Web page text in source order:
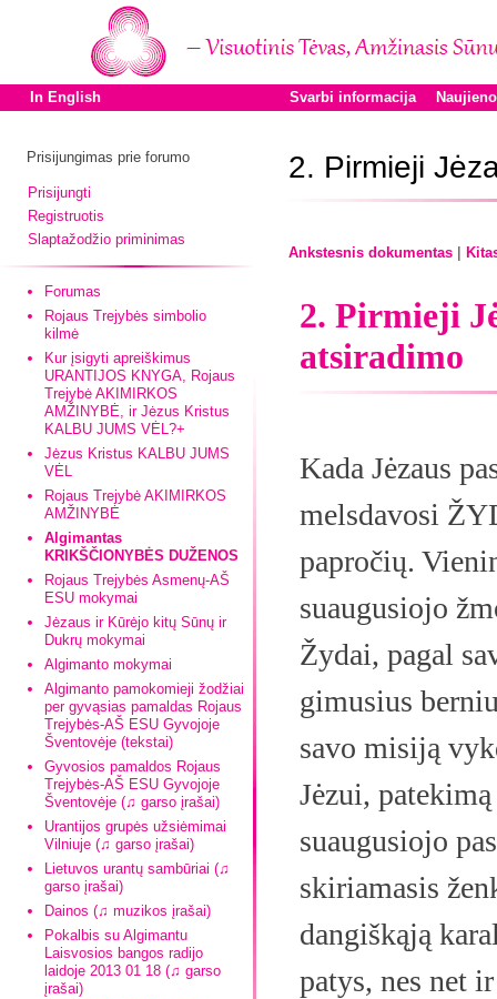
In English Svarbi informacija
Prisijungimas prie forumo
Prisijungti
Registruotis
Slaptažodžio priminimas
Forumas
Rojaus Trejybės simbolio
kilmė
Kur įsigyti apreiškimus
URANTIJOS KNYGA, Rojaus
Trejybė AKIMIRKOS
AMŽINYBĖ, ir Jėzus Kristus
KALBU JUMS VĖL?+
Jėzus Kristus KALBU JUMS
VĖL
Rojaus Trejybė AKIMIRKOS
AMŽINYBĖ
Algimantas
KRIKŠČIONYBĖS DUŽENOS
Rojaus Trejybės Asmenų-AŠ
ESU mokymai
Jėzaus ir Kūrėjo kitų Sūnų ir
Dukrų mokymai
Algimanto mokymai
Algimanto pamokomieji žodžiai
per gyvąsias pamaldas Rojaus
Trejybės-AŠ ESU Gyvojoje
Šventovėje (tekstai)
Gyvosios pamaldos Rojaus
Trejybės-AŠ ESU Gyvojoje
Šventovėje (♫ garso įrašai)
Urantijos grupės užsiėmimai
Vilniuje (♫ garso įrašai)
Lietuvos urantų sambūriai (♫
garso įrašai)
Dainos (♫ muzikos įrašai)
Pokalbis su Algimantu
Laisvosios bangos radijo
laidoje 2013 01 18 (♫ garso
įrašai)
2. Pirmieji
Ankstesnis dokumentas |
2. Pirmieji
atsiradimo
Kada Jėzaus
melsdavosi
papročių.
suaugusiojo
Žydai, pagal
gimusius
savo misiją
Jėzui,
suaugusiojo
skiriamasis
dangiškąją
patys, nes net